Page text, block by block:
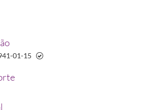
dos Farmacêuticos
06-01
01-15